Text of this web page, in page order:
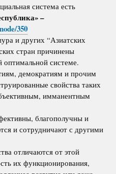
система есть
–
350
и других “Азиатских
стран причинены
оптимальной системе.
демократиям и прочим
свойства таких
имманентным
благополучны и
и сотрудничают с другими
отличаются от этой
их функционирования,